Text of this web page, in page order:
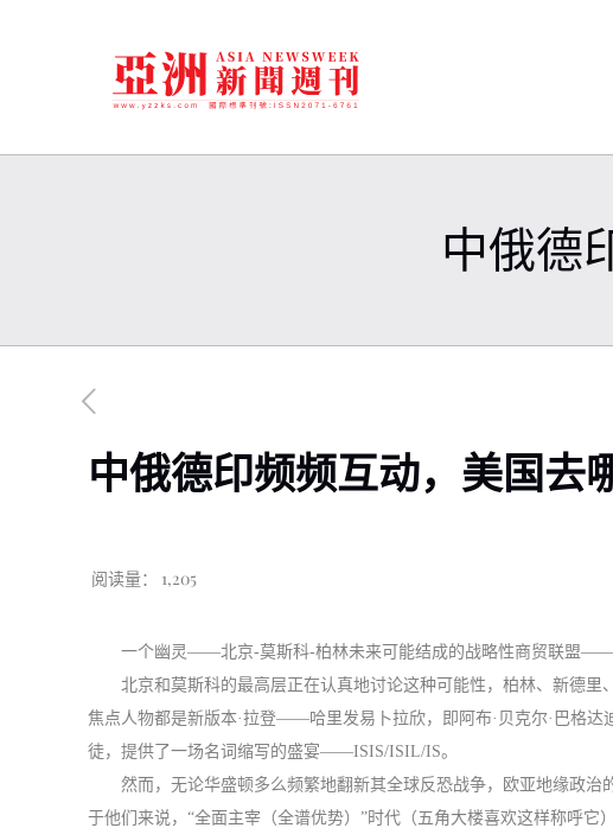
中俄德
中俄德印频频互动，美国去
阅读量：
1,205
一个幽灵——北京-莫斯科-柏林未来可能结成的战略性商贸联盟——
北京和莫斯科的最高层正在认真地讨论这种可能性，柏林、新德
焦点人物都是新版本·拉登——哈里发易卜拉欣，即阿布·贝克尔·巴格
徒，提供了一场名词缩写的盛宴——ISIS/ISIL/IS。
然而，无论华盛顿多么频繁地翻新其全球反恐战争，欧亚地缘政
于他们来说，“全面主宰（全谱优势）”时代（五角大楼喜欢这样称呼